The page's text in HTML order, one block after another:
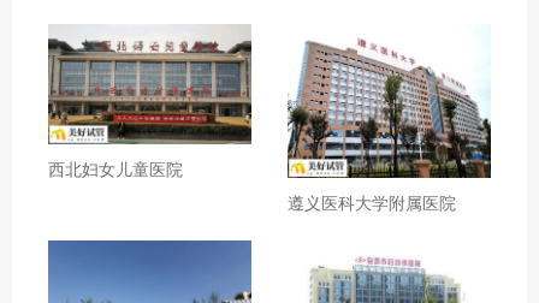
西北妇女儿童医院
遵义医科大学附属医院